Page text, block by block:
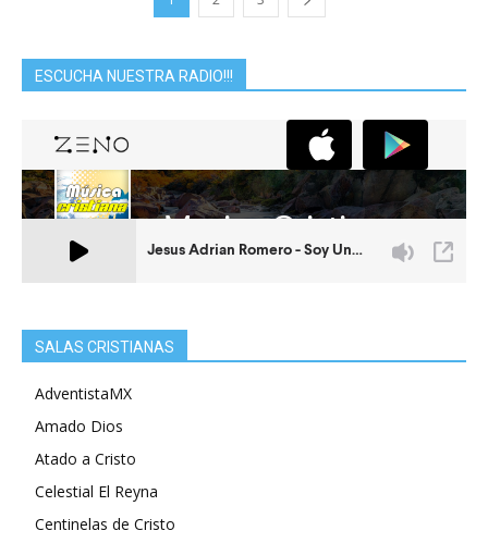
ESCUCHA NUESTRA RADIO!!!
SALAS CRISTIANAS
AdventistaMX
Amado Dios
Atado a Cristo
Celestial El Reyna
Centinelas de Cristo